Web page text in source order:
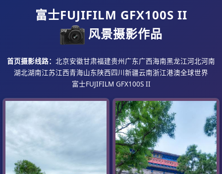
富士FUJIFILM GFX100S II
风景摄影作品
首页摄影线路： 北京安徽甘肃福建贵州广东广西海南黑龙江河北河南
湖北湖南江苏江西青海山东陕西四川新疆云南浙江港澳全球世界
富士FUJIFILM GFX100S II